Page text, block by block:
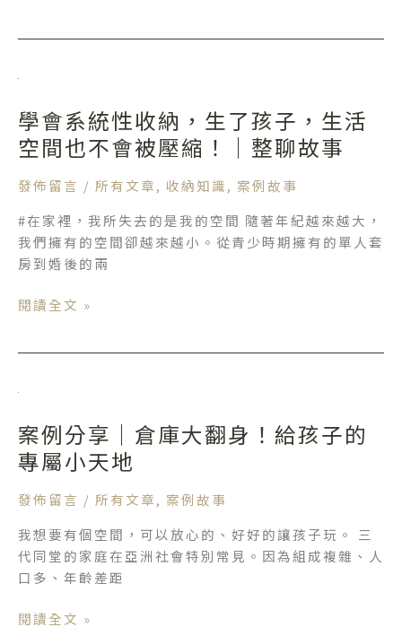
孩！
聊
故
事
要
整
收
納
整
聊
故
事
學會系統性收納，生了孩子，生活
空間也不會被壓縮！｜整聊故事
發佈留言 / 所有文章, 收納知識, 案例故事
#在家裡，我所失去的是我的空間 隨著年紀越來越大，
我們擁有的空間卻越來越小。從青少時期擁有的單人套
房到婚後的兩
學
系
統
性
收
生
了
孩
生
空
也
會
被
縮！
｜
整
聊
事
閱讀全文 »
案例分享｜倉庫大翻身！給孩子的
專屬小天地
發佈留言 / 所有文章, 案例故事
我想要有個空間，可以放心的、好好的讓孩子玩。 三
代同堂的家庭在亞洲社會特別常見。因為組成複雜、人
口多、年齡差距
案
分
享
｜
倉
大
翻
身！
閱讀全文 »